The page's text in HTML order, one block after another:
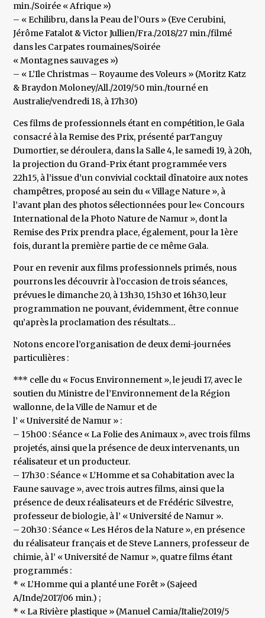
min./Soirée « Afrique »)
– « Echilibru, dans la Peau de l’Ours » (Eve Cerubini,
Jérôme Fatalot & Victor Jullien/Fra./2018/27 min./filmé
dans les Carpates roumaines/Soirée
« Montagnes sauvages »)
– « L’Ile Christmas – Royaume des Voleurs » (Moritz Katz
& Braydon Moloney/All./2019/50 min./tourné en
Australie/vendredi 18, à 17h30)
Ces films de professionnels étant en compétition, le Gala
consacré à la Remise des Prix, présenté parTanguy
Dumortier, se déroulera, dans la Salle 4, le samedi 19, à 20h,
la projection du Grand-Prix étant programmée vers
22h15, à l’issue d’un convivial cocktail dînatoire aux notes
champêtres, proposé au sein du « Village Nature », à
l’avant plan des photos sélectionnées pour le« Concours
International de la Photo Nature de Namur », dont la
Remise des Prix prendra place, également, pour la 1ère
fois, durant la première partie de ce même Gala.
Pour en revenir aux films professionnels primés, nous
pourrons les découvrir à l’occasion de trois séances,
prévues le dimanche 20, à 13h30, 15h30 et 16h30, leur
programmation ne pouvant, évidemment, être connue
qu’après la proclamation des résultats…
Notons encore l’organisation de deux demi-journées
particulières :
*** celle du « Focus Environnement », le jeudi 17, avec le
soutien du Ministre de l’Environnement de la Région
wallonne, de la Ville de Namur et de
l’ « Université de Namur » :
– 15h00 : Séance « La Folie des Animaux », avec trois films
projetés, ainsi que la présence de deux intervenants, un
réalisateur et un producteur.
– 17h30 : Séance « L’Homme et sa Cohabitation avec la
Faune sauvage », avec trois autres films, ainsi que la
présence de deux réalisateurs et de Frédéric Silvestre,
professeur de biologie, à l’ « Université de Namur ».
– 20h30 : Séance « Les Héros de la Nature », en présence
du réalisateur français et de Steve Lanners, professeur de
chimie, à l’ « Université de Namur », quatre films étant
programmés :
* « L’Homme qui a planté une Forêt » (Sajeed
A/Inde/2017/06 min.) ;
* « La Rivière plastique » (Manuel Camia/Italie/2019/5